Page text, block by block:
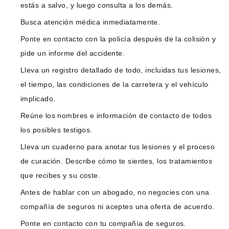
estás a salvo, y luego consulta a los demás.
Busca atención médica inmediatamente.
Ponte en contacto con la policía después de la colisión y
pide un informe del accidente.
Lleva un registro detallado de todo, incluidas tus lesiones,
el tiempo, las condiciones de la carretera y el vehículo
implicado.
Reúne los nombres e información de contacto de todos
los posibles testigos.
Lleva un cuaderno para anotar tus lesiones y el proceso
de curación. Describe cómo te sientes, los tratamientos
que recibes y su coste.
Antes de hablar con un abogado, no negocies con una
compañía de seguros ni aceptes una oferta de acuerdo.
Ponte en contacto con tu compañía de seguros.